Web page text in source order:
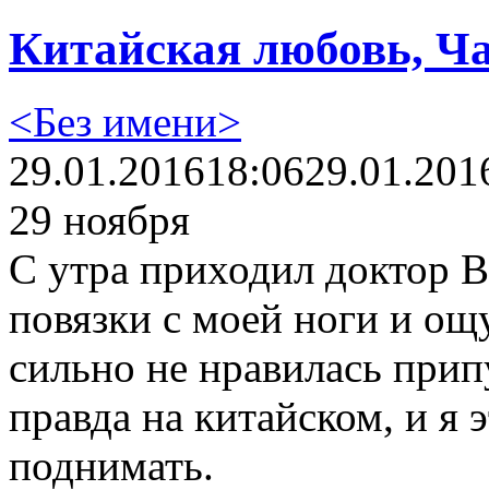
Китайская любовь,
<Без имени>
29.01.201618:06
29 ноября
С утра приходил доктор
повязки с моей ноги и
сильно не нравилась
правда на китайском, и я
поднимать.